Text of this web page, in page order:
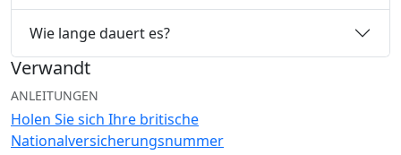
Wie lange dauert es?
Verwandt
ANLEITUNGEN
Holen Sie sich Ihre britische
Nationalversicherungsnummer